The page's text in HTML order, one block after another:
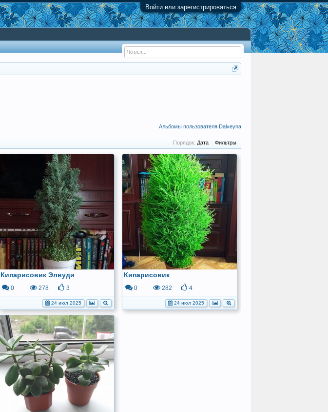
Войти или зарегистрироваться
Альбомы пользователя Dalveyna
Порядок: Дата Фильтры
Кипарисовик Элвуди
0 278 3
24 июл 2025
Кипарисовик
0 282 4
24 июл 2025